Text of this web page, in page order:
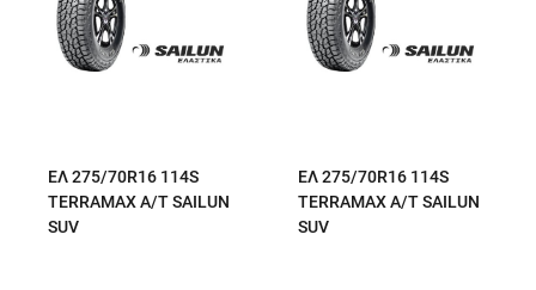
ΕΛ 275/70R16 114S
TERRAMAX A/T SAILUN
SUV
ΕΛ 275/70R16 114S
TERRAMAX A/T SAILUN
SUV